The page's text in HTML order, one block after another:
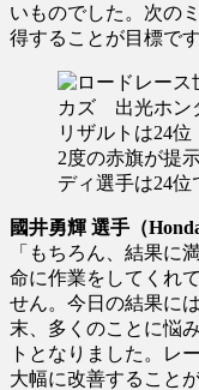
いものでした。次の
得することが目標です
2度の赤旗が提
ディ選手は24位
國井勇輝 選手（
「もちろん、結果に
命に作業をしてくれ
せん。今日の結果に
末、多くのことに悩
トとなりました。レ
大幅に改善すること